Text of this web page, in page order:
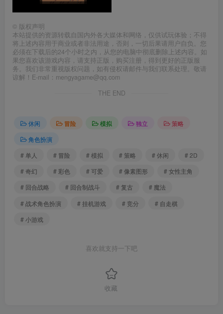
© 版权声明
本站提供的资源转载自国内外各大媒体和网络，仅供试玩体验；不得
将上述内容用于商业或者非法用途，否则，一切后果请用户自负。您
必须在下载后的24个小时之内，从您的电脑中彻底删除上述内容。如
果您喜欢该游戏内容，请支持正版，购买注册，得到更好的正版服
务。我们非常重视版权问题，如有侵权请邮件与我们联系处理。敬请
谅解！E-mail：mengyagame@qq.com
THE END
休闲 冒险 模拟 独立
策略
角色扮演
# 单人
# 冒险 # 模拟 # 策略 # 休闲
# 2D
# 奇幻
# 彩色 # 可爱 # 像素图形
# 女性主角
# 回合战略
# 回合制战斗 # 复古
# 魔法
# 战术角色扮演
# 挂机游戏 # 竞分
# 自走棋
# 小游戏
喜欢就支持一下吧
收藏